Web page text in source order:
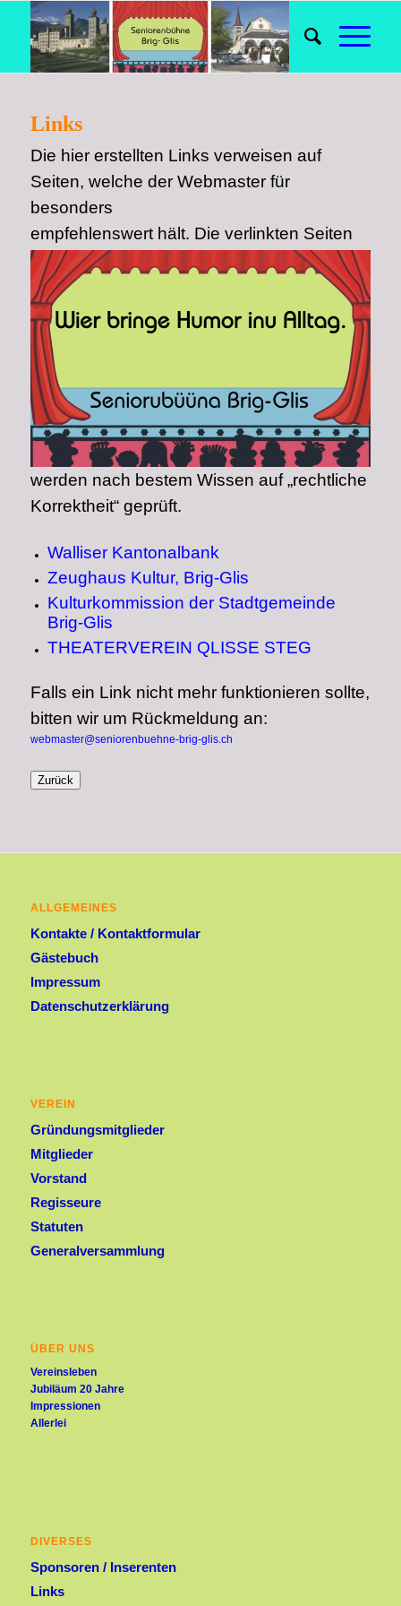
Links
Die hier erstellten Links verweisen auf
Seiten, welche der Webmaster für
besonders
empfehlenswert hält. Die verlinkten Seiten
werden nach bestem Wissen auf „rechtliche
Korrektheit“ geprüft.
Walliser Kantonalbank
Zeughaus Kultur, Brig-Glis
Kulturkommission der Stadtgemeinde
Brig-Glis
THEATERVEREIN QLISSE STEG
Falls ein Link nicht mehr funktionieren sollte,
bitten wir um Rückmeldung an:
webmaster@seniorenbuehne-brig-glis.ch
ALLGEMEINES
Kontakte / Kontaktformular
Gästebuch
Impressum
Datenschutzerklärung
VEREIN
Gründungsmitglieder
Mitglieder
Vorstand
Regisseure
Statuten
Generalversammlung
ÜBER UNS
Vereinsleben
Jubiläum 20 Jahre
Impressionen
Allerlei
DIVERSES
Sponsoren / Inserenten
Links